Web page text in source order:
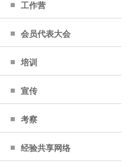
工作营
会员代表大会
培训
宣传
考察
经验共享网络